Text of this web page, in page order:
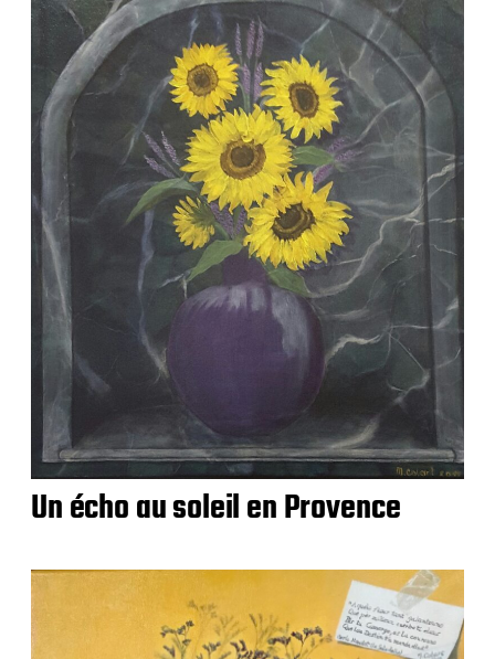
Un écho au soleil en Provence